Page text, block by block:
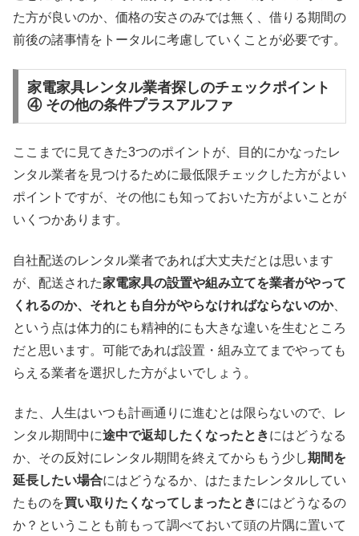
た方が良いのか、価格の安さのみでは無く、借りる期間の
前後の諸事情をトータルに考慮していくことが必要です。
家電家具レンタル業者探しのチェックポイント
④ その他の条件プラスアルファ
ここまでに見てきた3つのポイントが、目的にかなったレ
ンタル業者を見つけるために最低限チェックした方がよい
ポイントですが、その他にも知っておいた方がよいことが
いくつかあります。
自社配送のレンタル業者であれば大丈夫だとは思います
が、配送された家電家具の設置や組み立てを業者がやって
くれるのか、それとも自分がやらなければならないのか、
という点は体力的にも精神的にも大きな違いを生むところ
だと思います。可能であれば設置・組み立てまでやっても
らえる業者を選択した方がよいでしょう。
また、人生はいつも計画通りに進むとは限らないので、レ
ンタル期間中に途中で返却したくなったときにはどうなる
か、その反対にレンタル期間を終えてからもう少し期間を
延長したい場合にはどうなるか、はたまたレンタルしてい
たものを買い取りたくなってしまったときにはどうなるの
か？ということも前もって調べておいて頭の片隅に置いて